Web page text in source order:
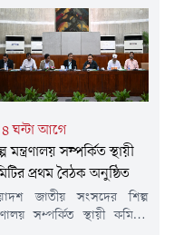
৪ ঘন্টা আগে
মন্ত্রণালয় সম্পর্কিত স্থায়ী
প্রথম বৈঠক অনুষ্ঠিত
জাতীয় সংসদের শিল্প
সম্পর্কিত স্থায়ী কমিটির